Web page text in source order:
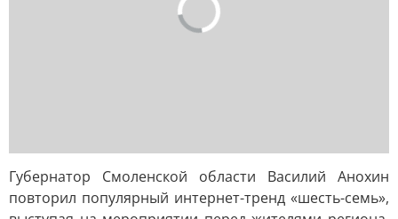
Губернатор Смоленской области Василий Анохин
повторил популярный интернет-тренд «шесть-семь»,